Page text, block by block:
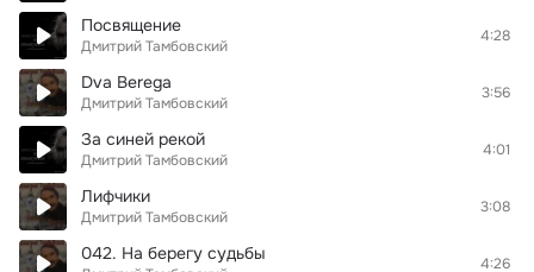
Посвящение
Дмитрий Тамбовский
4:28
Dva Berega
Дмитрий Тамбовский
3:56
За синей рекой
Дмитрий Тамбовский
4:01
Лифчики
Дмитрий Тамбовский
3:08
042. На берегу судьбы 4:26